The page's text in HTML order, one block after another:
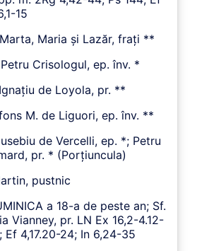
15
Maria şi Lazăr, fraţi **
Crisologul, ep. înv. *
de Loyola, pr. **
M. de Liguori, ep. înv. **
de Vercelli, ep. *; Petru
pr. * (Porţiuncula)
pustnic
a 18-a de peste an; Sf.
Vianney, pr. LN Ex 16,2-4.12-
Ef 4,17.20-24; In 6,24-35